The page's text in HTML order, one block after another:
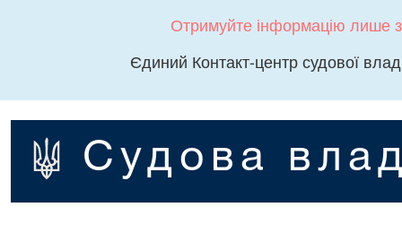
Отримуйте інформацію лише
Єдиний Контакт-центр судової
Судова